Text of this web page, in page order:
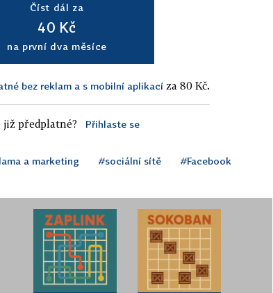
Číst dál za
40 Kč
na první dva měsíce
bez reklam a s mobilní aplikací za 80 Kč.
již předplatné? Přihlaste se
a marketing #sociální sítě #Facebook